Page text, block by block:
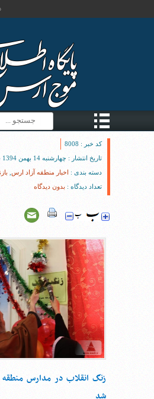
کد خبر : 8008
تاریخ انتشار : چهارشنبه 14 بهمن 1394 - 18:21
دسته بندی : اخبار منطقه آزاد ارس
تعداد دیدگاه : بدون دیدگاه
زنگ انقلاب در مدارس منطقه